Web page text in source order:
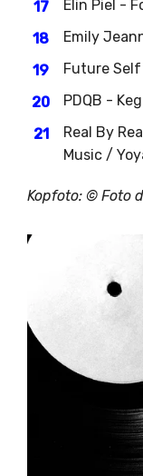
Elin Piel -
Emily
Future
PDQB -
Real By
Music /
Kopfoto: © Foto